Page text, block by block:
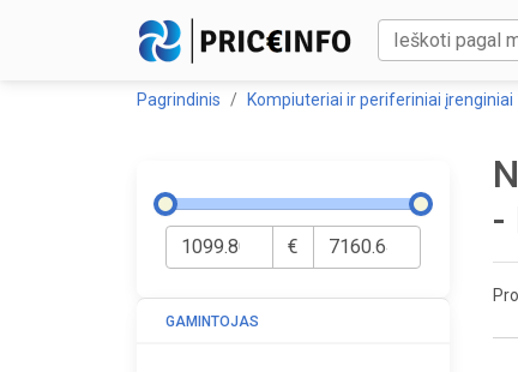
Pagrindinis Kompiuteriai ir periferiniai įrenginiai
€
GAMINTOJAS
-